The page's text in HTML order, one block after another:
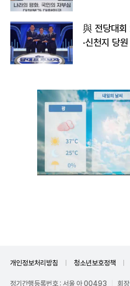
與 전당대
·신천지 당
개인정보처리방침 청소년보호정책
정기간행등록번호 : 서울 아 00493 회